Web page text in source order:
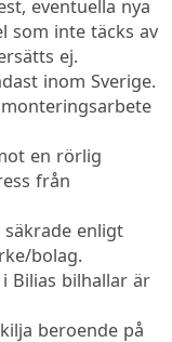
eventuella nya
som inte täcks av
ej.
inom Sverige.
en rörlig
från
säkrade enligt
bolag.
Bilias bilhallar är
beroende på